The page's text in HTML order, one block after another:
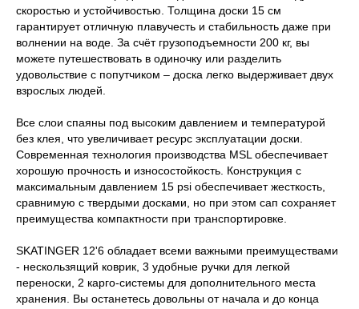
скоростью и устойчивостью. Толщина доски 15 см
гарантирует отличную плавучесть и стабильность даже при
волнении на воде. За счёт грузоподъемности 200 кг, вы
можете путешествовать в одиночку или разделить
удовольствие с попутчиком – доска легко выдерживает двух
взрослых людей.
Все слои спаяны под высоким давлением и температурой
без клея, что увеличивает ресурс эксплуатации доски.
Современная технология производства MSL обеспечивает
хорошую прочность и износостойкость. Конструкция с
максимальным давлением 15 psi обеспечивает жесткость,
сравнимую с твердыми досками, но при этом сап сохраняет
преимущества компактности при транспортировке.
SKATINGER 12'6 обладает всеми важными преимуществами
- нескользящий коврик, 3 удобные ручки для легкой
переноски, 2 карго-системы для дополнительного места
хранения. Вы останетесь довольны от начала и до конца